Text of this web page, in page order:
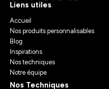
Liens utiles
Accueil
Nos produits personnalisables
Blog
Inspirations
Nos techniques
Notre équipe
Nos Techniques